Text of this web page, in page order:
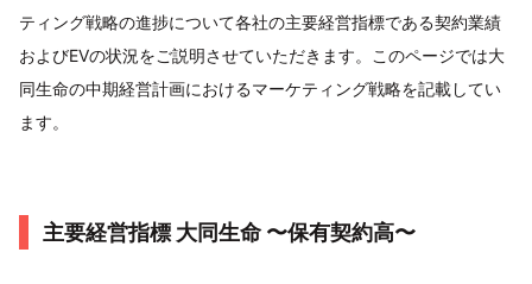
ティング戦略の進捗について各社の主要経営指標である契約業績
およびEVの状況をご説明させていただきます。このページでは大
同生命の中期経営計画におけるマーケティング戦略を記載してい
ます。
主要経営指標 大同生命 〜保有契約高〜